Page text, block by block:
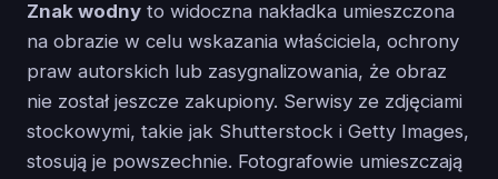
Znak wodny to widoczna nakładka umieszczona
na obrazie w celu wskazania właściciela, ochrony
praw autorskich lub zasygnalizowania, że obraz
nie został jeszcze zakupiony. Serwisy ze zdjęciami
stockowymi, takie jak Shutterstock i Getty Images,
stosują je powszechnie. Fotografowie umieszczają